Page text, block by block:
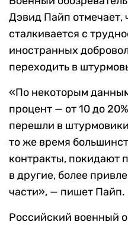
Дэвид Пайп отмечает,
сталкивается с
иностранных
переходить в
«По некоторым
процент — от 10 до
перешли в
то же время
контракты, покидают
в другие, более
части», — пишет Пайп.
Российский военный